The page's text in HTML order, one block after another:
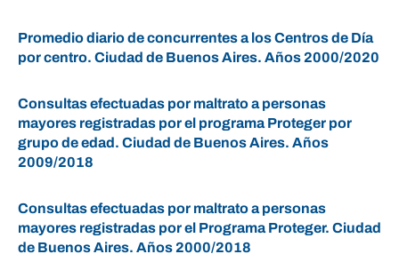
Promedio diario de concurrentes a los Centros de Día
por centro. Ciudad de Buenos Aires. Años 2000/2020
Consultas efectuadas por maltrato a personas
mayores registradas por el programa Proteger por
grupo de edad. Ciudad de Buenos Aires. Años
2009/2018
Consultas efectuadas por maltrato a personas
mayores registradas por el Programa Proteger. Ciudad
de Buenos Aires. Años 2000/2018